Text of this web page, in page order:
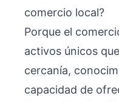
comercio local?
Porque el
activos únicos
cercanía,
capacidad de